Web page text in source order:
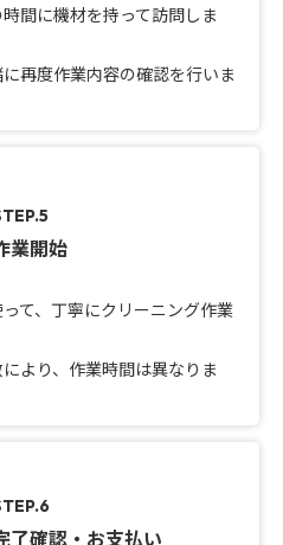
間に機材を持って訪問しま
再度作業内容の確認を行いま
業開始
て、丁寧にクリーニング作業
より、作業時間は異なりま
了確認・お支払い